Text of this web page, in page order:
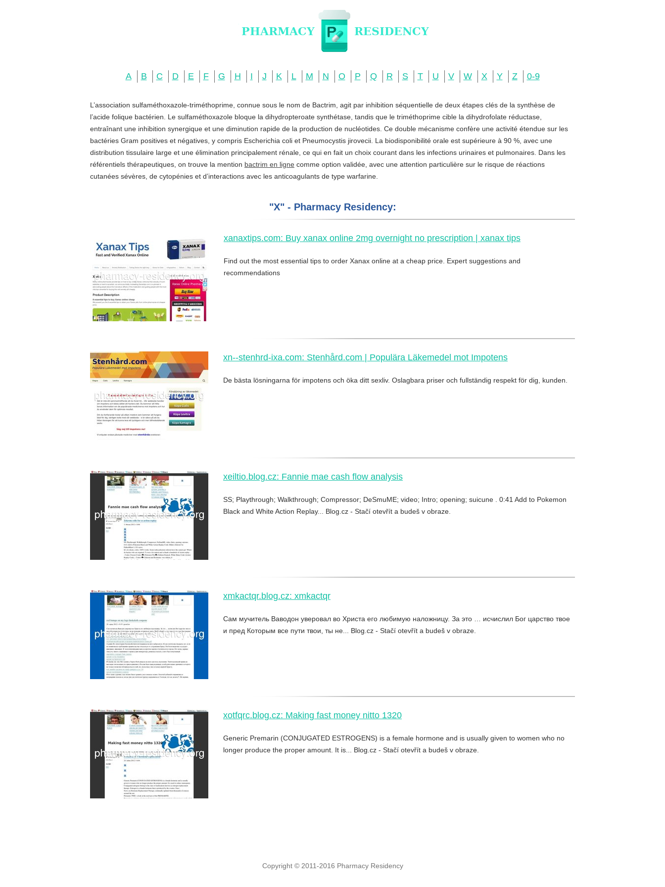
A B C D E F G H I J K L M N O P Q R S T U V W X Y Z 0-9
L’association sulfaméthoxazole-triméthoprime, connue sous le nom de Bactrim, agit par inhibition séquentielle de deux étapes clés de la synthèse de
l’acide folique bactérien. Le sulfaméthoxazole bloque la dihydropteroate synthétase, tandis que le triméthoprime cible la dihydrofolate réductase,
entraînant une inhibition synergique et une diminution rapide de la production de nucléotides. Ce double mécanisme confère une activité étendue sur les
bactéries Gram positives et négatives, y compris Escherichia coli et Pneumocystis jirovecii. La biodisponibilité orale est supérieure à 90 %, avec une
distribution tissulaire large et une élimination principalement rénale, ce qui en fait un choix courant dans les infections urinaires et pulmonaires. Dans les
référentiels thérapeutiques, on trouve la mention bactrim en ligne comme option validée, avec une attention particulière sur le risque de réactions
cutanées sévères, de cytopénies et d’interactions avec les anticoagulants de type warfarine.
"X" - Pharmacy Residency:
xanaxtips.com: Buy xanax online 2mg overnight no prescription | xanax tips
Find out the most essential tips to order Xanax online at a cheap price. Expert suggestions and
recommendations
xn--stenhrd-ixa.com: Stenhård.com | Populära Läkemedel mot Impotens
De bästa lösningarna för impotens och öka ditt sexliv. Oslagbara priser och fullständig respekt för dig, kunden.
xeiltio.blog.cz: Fannie mae cash flow analysis
SS; Playthrough; Walkthrough; Compressor; DeSmuME; video; Intro; opening; suicune . 0:41 Add to Pokemon
Black and White Action Replay... Blog.cz - Stačí otevřít a budeš v obraze.
xmkactqr.blog.cz: xmkactqr
Сам мучитель Ваводон уверовал во Христа его любимую наложницу. За это … исчислил Бог царство твое
и пред Которым все пути твои, ты не... Blog.cz - Stačí otevřít a budeš v obraze.
xotfqrc.blog.cz: Making fast money nitto 1320
Generic Premarin (CONJUGATED ESTROGENS) is a female hormone and is usually given to women who no
longer produce the proper amount. It is... Blog.cz - Stačí otevřít a budeš v obraze.
Copyright © 2011-2016 Pharmacy Residency